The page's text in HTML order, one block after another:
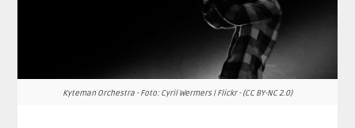
Kyteman Orchestra - Foto: Cyril Wermers | Flickr - (CC BY-NC 2.0)